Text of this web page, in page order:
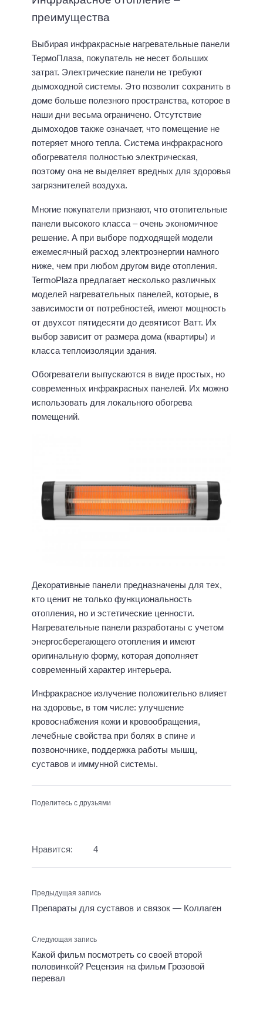
преимущества
Выбирая инфракрасные нагревательные панели
ТермоПлаза, покупатель не несет больших
затрат. Электрические панели не требуют
дымоходной системы. Это позволит сохранить в
доме больше полезного пространства, которое в
наши дни весьма ограничено. Отсутствие
дымоходов также означает, что помещение не
потеряет много тепла. Система инфракрасного
обогревателя полностью электрическая,
поэтому она не выделяет вредных для здоровья
загрязнителей воздуха.
Многие покупатели признают, что отопительные
панели высокого класса – очень экономичное
решение. А при выборе подходящей модели
ежемесячный расход электроэнергии намного
ниже, чем при любом другом виде отопления.
TermoРlaza предлагает несколько различных
моделей нагревательных панелей, которые, в
зависимости от потребностей, имеют мощность
от двухсот пятидесяти до девятисот Ватт. Их
выбор зависит от размера дома (квартиры) и
класса теплоизоляции здания.
Обогреватели выпускаются в виде простых, но
современных инфракрасных панелей. Их можно
использовать для локального обогрева
помещений.
Декоративные панели предназначены для тех,
кто ценит не только функциональность
отопления, но и эстетические ценности.
Нагревательные панели разработаны с учетом
энергосберегающего отопления и имеют
оригинальную форму, которая дополняет
современный характер интерьера.
Инфракрасное излучение положительно влияет
на здоровье, в том числе: улучшение
кровоснабжения кожи и кровообращения,
лечебные свойства при болях в спине и
позвоночнике, поддержка работы мышц,
суставов и иммунной системы.
Поделитесь с друзьями
Нравится: 4
Предыдущая запись
Препараты для суставов и связок — Коллаген
Следующая запись
Какой фильм посмотреть со своей второй
половинкой? Рецензия на фильм Грозовой
перевал